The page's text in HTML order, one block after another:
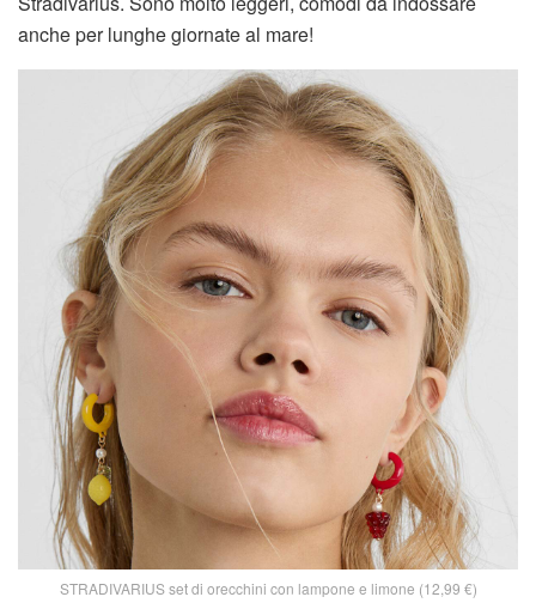
anche per lunghe giornate al mare!
STRADIVARIUS set di orecchini con lampone e limone (12,99 €)